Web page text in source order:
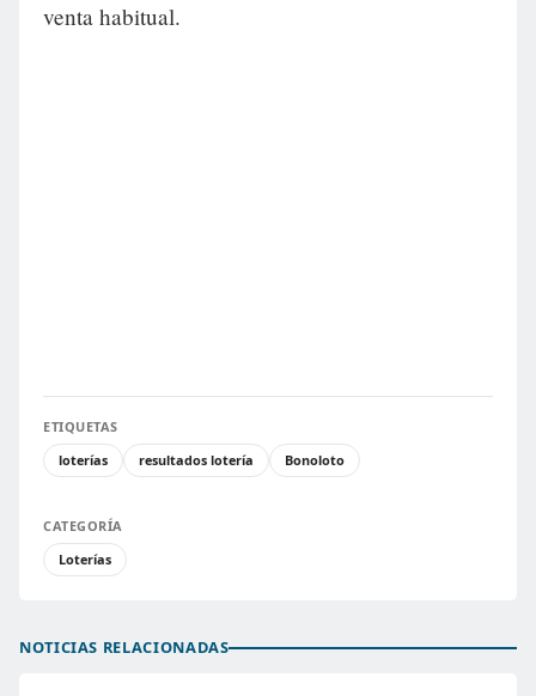
venta habitual.
ETIQUETAS
loterías
resultados lotería Bonoloto
CATEGORÍA
Loterías
NOTICIAS RELACIONADAS